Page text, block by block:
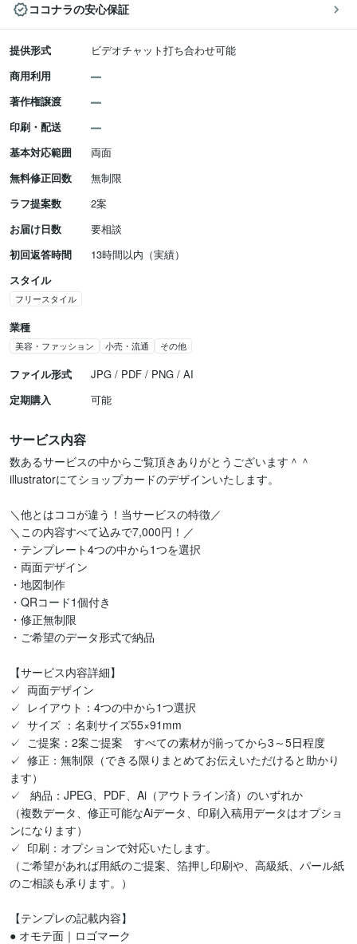
ココナラの安心保証
提供形式
ビデオチャット打ち合わせ可能
商用利用
著作権譲渡
印刷・配送
基本対応範囲
両面
無料修正回数
無制限
ラフ提案数
2案
お届け日数
要相談
初回返答時間
13時間以内（実績）
スタイル
フリースタイル
業種
美容・ファッション 小売・流通 その他
ファイル形式
JPG / PDF / PNG / AI
定期購入
可能
サービス内容
数あるサービスの中からご覧頂きありがとうございます＾＾
illustratorにてショップカードのデザインいたします。
＼他とはココが違う！当サービスの特徴／
＼この内容すべて込みで7,000円！／
・テンプレート4つの中から1つを選択
・両面デザイン
・地図制作
・QRコード1個付き
・修正無制限
・ご希望のデータ形式で納品
【サービス内容詳細】
✓  両面デザイン
✓  レイアウト：4つの中から1つ選択
✓  サイズ ：名刺サイズ55×91mm
✓  ご提案：2案ご提案　すべての素材が揃ってから3～5日程度
✓  修正：無制限（できる限りまとめてお伝えいただけると助かり
ます）
✓   納品：JPEG、PDF、Ai（アウトライン済）のいずれか
（複数データ、修正可能なAiデータ、印刷入稿用データはオプショ
ンになります）
✓  印刷：オプションで対応いたします。
（ご希望があれば用紙のご提案、箔押し印刷や、高級紙、パール紙
のご相談も承ります。）
【テンプレの記載内容】
● オモテ面｜ロゴマーク